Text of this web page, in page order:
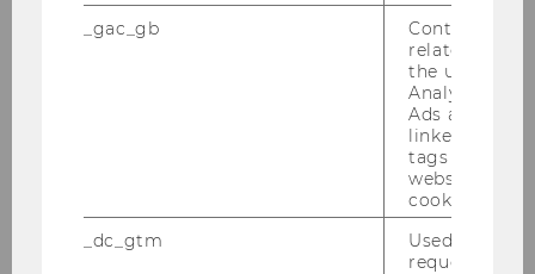
Takeru Shibayama
_gac_gb
Contains
related
the user. If
Analytics and
Ads accounts
linked, the
tags on the
website read
cookie.
_dc_gtm
Used to
request rate.